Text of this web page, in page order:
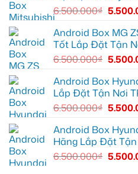
Toyota
Vios
6.500.000₫
Android Box MG
Tốt Lắp Đặt Tận
6.500.000₫
Android Box
Lắp Đặt Tận Nơi
6.500.000₫
Android Box
Hãng Lắp Đặt
6.500.000₫